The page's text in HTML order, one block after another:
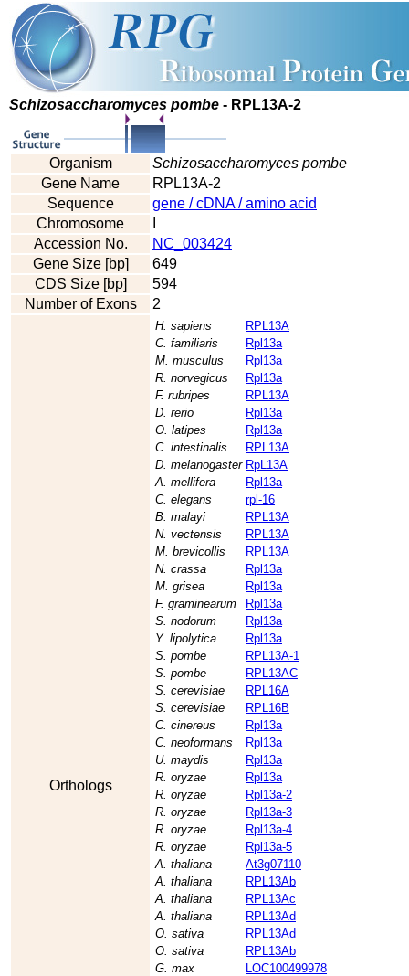
Schizosaccharomyces pombe - RPL13A-2
Organism
Schizosaccharomyces pombe
Gene Name
RPL13A-2
Sequence
gene / cDNA / amino acid
Chromosome
Accession No.
NC_003424
Gene Size [bp]
649
CDS Size [bp]
594
Number of Exons
2
Orthologs
H. sapiens
RPL13A
C. familiaris
Rpl13a
M. musculus
Rpl13a
R. norvegicus
Rpl13a
F. rubripes
RPL13A
D. rerio
Rpl13a
O. latipes
Rpl13a
C. intestinalis
RPL13A
D. melanogaster RpL13A
A. mellifera
Rpl13a
C. elegans
rpl-16
B. malayi
RPL13A
N. vectensis
RPL13A
M. brevicollis
RPL13A
N. crassa
Rpl13a
M. grisea
Rpl13a
F. graminearum
Rpl13a
S. nodorum
Rpl13a
Y. lipolytica
Rpl13a
S. pombe
RPL13A-1
S. pombe
RPL13AC
S. cerevisiae
RPL16A
S. cerevisiae
RPL16B
C. cinereus
Rpl13a
C. neoformans
Rpl13a
U. maydis
Rpl13a
R. oryzae
Rpl13a
R. oryzae
Rpl13a-2
R. oryzae
Rpl13a-3
R. oryzae
Rpl13a-4
R. oryzae
Rpl13a-5
A. thaliana
At3g07110
A. thaliana
RPL13Ab
A. thaliana
RPL13Ac
A. thaliana
RPL13Ad
O. sativa
RPL13Ad
O. sativa
RPL13Ab
G. max
LOC100499978